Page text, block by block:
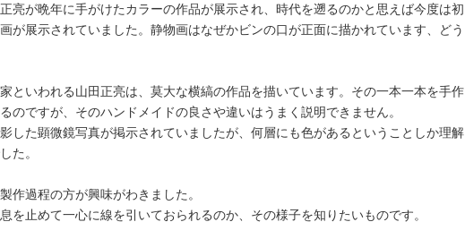
亮が晩年に手がけたカラーの作品が展示され、時代を遡るのかと思えば今度は初
が展示されていました。静物画はなぜかビンの口が正面に描かれています、どう
といわれる山田正亮は、莫大な横縞の作品を描いています。その一本一本を手作
のですが、そのハンドメイドの良さや違いはうまく説明できません。
した顕微鏡写真が掲示されていましたが、何層にも色があるということしか理解
た。
作過程の方が興味がわきました。
を止めて一心に線を引いておられるのか、その様子を知りたいものです。